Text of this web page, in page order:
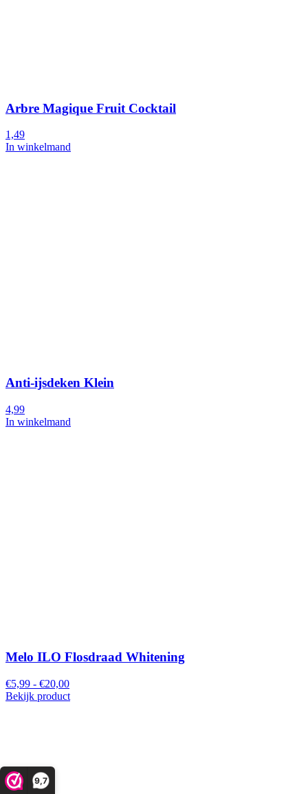
9,7
Arbre Magique Fruit Cocktail
1,49
In winkelmand
Anti-ijsdeken Klein
4,99
In winkelmand
Melo ILO Flosdraad Whitening
€5,99 - €20,00
Bekijk product